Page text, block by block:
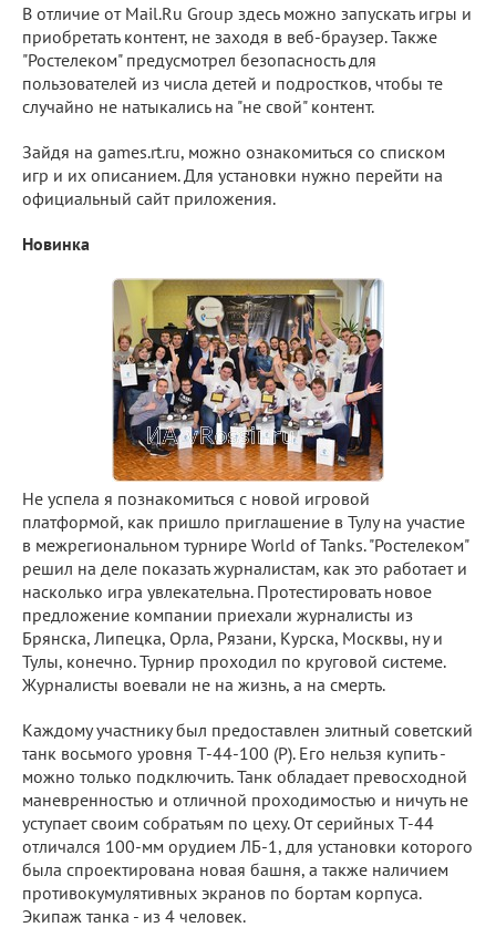
В отличие от Mail.Ru Group здесь можно запускать игры и
приобретать контент, не заходя в веб-браузер. Также
"Ростелеком" предусмотрел безопасность для
пользователей из числа детей и подростков, чтобы те
случайно не натыкались на "не свой" контент.
Зайдя на games.rt.ru, можно ознакомиться со списком
игр и их описанием. Для установки нужно перейти на
официальный сайт приложения.
Новинка
Не успела я познакомиться с новой игровой
платформой, как пришло приглашение в Тулу на участие
в межрегиональном турнире World of Tanks. "Ростелеком"
решил на деле показать журналистам, как это работает и
насколько игра увлекательна. Протестировать новое
предложение компании приехали журналисты из
Брянска, Липецка, Орла, Рязани, Курска, Москвы, ну и
Тулы, конечно. Турнир проходил по круговой системе.
Журналисты воевали не на жизнь, а на смерть.
Каждому участнику был предоставлен элитный советский
танк восьмого уровня T-44-100 (P). Его нельзя купить -
можно только подключить. Танк обладает превосходной
маневренностью и отличной проходимостью и ничуть не
уступает своим собратьям по цеху. От серийных Т-44
отличался 100-мм орудием ЛБ-1, для установки которого
была спроектирована новая башня, а также наличием
противокумулятивных экранов по бортам корпуса.
Экипаж танка - из 4 человек.